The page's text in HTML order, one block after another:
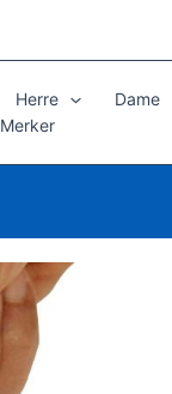
Herre Dame
Merker